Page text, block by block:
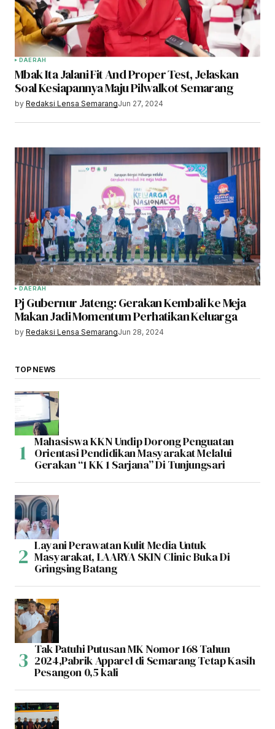
DAERAH
Mbak Ita Jalani Fit And Proper Test, Jelaskan
Soal Kesiapannya Maju Pilwalkot Semarang
by Redaksi Lensa SemarangJun 27, 2024
DAERAH
Pj Gubernur Jateng: Gerakan Kembali ke Meja
Makan Jadi Momentum Perhatikan Keluarga
by Redaksi Lensa SemarangJun 28, 2024
TOP NEWS
Mahasiswa KKN Undip Dorong Penguatan
Orientasi Pendidikan Masyarakat Melalui
Gerakan “1 KK 1 Sarjana” Di Tunjungsari
Layani Perawatan Kulit Media Untuk
Masyarakat, LAARYA SKIN Clinic Buka Di
Gringsing Batang
Tak Patuhi Putusan MK Nomor 168 Tahun
2024,Pabrik Apparel di Semarang Tetap Kasih
Pesangon 0,5 kali